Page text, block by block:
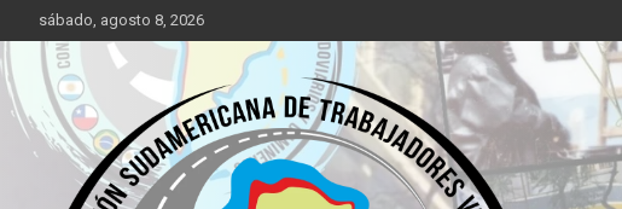
al
contenido
sábado, agosto 8, 2026